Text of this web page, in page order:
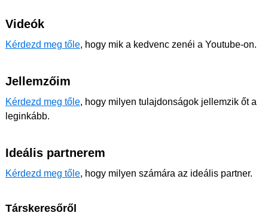
Videók
Kérdezd meg tőle, hogy mik a kedvenc zenéi a Youtube-on.
Jellemzőim
Kérdezd meg tőle, hogy milyen tulajdonságok jellemzik őt a
leginkább.
Ideális partnerem
Kérdezd meg tőle, hogy milyen számára az ideális partner.
Társkeresőről